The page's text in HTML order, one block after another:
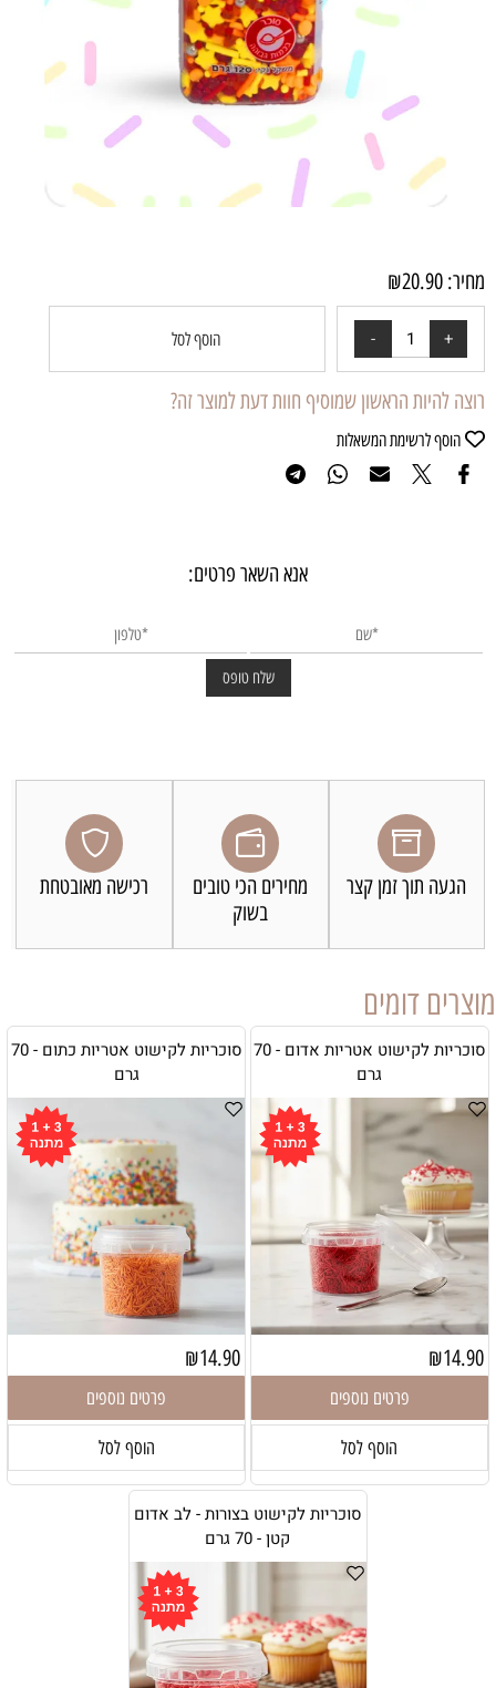
מחיר: ₪20.90
הוסף לסל
רוצה להיות הראשון שמוסיף חוות דעת למוצר זה?
הוסף לרשימת המשאלות
אנא השאר פרטים:
הגעה תוך זמן קצר
מחירים הכי טובים
בשוק
רכישה מאובטחת
מוצרים דומים
סוכריות לקישוט אטריות אדום - 70
גרם
₪14.90
פרטים נוספים
הוסף לסל
סוכריות לקישוט אטריות כתום - 70
גרם
₪14.90
פרטים נוספים
הוסף לסל
סוכריות לקישוט בצורות - לב אדום
קטן - 70 גרם